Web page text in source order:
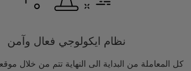
نظام ايكولوجي فعال وآمن
كل المعاملة من البداية الى النهاية تتم من خلال